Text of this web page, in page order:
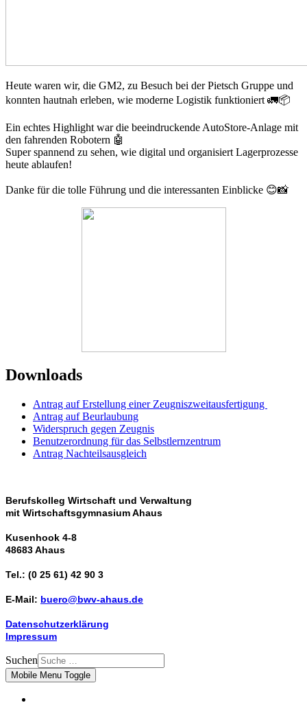
Heute waren wir, die GM2, zu Besuch bei der Pietsch Gruppe und
konnten hautnah erleben, wie moderne Logistik funktioniert 🚛📦
Ein echtes Highlight war die beeindruckende AutoStore-Anlage mit
den fahrenden Robotern 🤖
Super spannend zu sehen, wie digital und organisiert Lagerprozesse
heute ablaufen!
Danke für die tolle Führung und die interessanten Einblicke 😊📸
Downloads
Antrag auf Erstellung einer Zeugniszweitausfertigung
Antrag auf Beurlaubung
Widerspruch gegen Zeugnis
Benutzerordnung für das Selbstlernzentrum
Antrag Nachteilsausgleich
Berufskolleg Wirtschaft und Verwaltung
mit Wirtschaftsgymnasium Ahaus
Kusenhook 4-8
48683 Ahaus
Tel.: (0 25 61) 42 90 3
E-Mail: buero@bwv-ahaus.de
Datenschutzerklärung
Impressum
Suchen
Mobile Menu Toggle